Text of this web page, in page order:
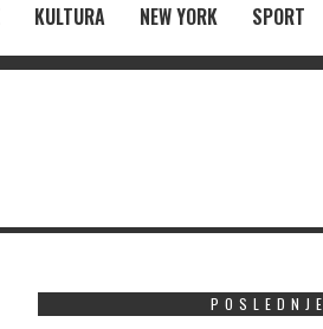
KULTURA NEW YORK SPORT
POSLEDNJE